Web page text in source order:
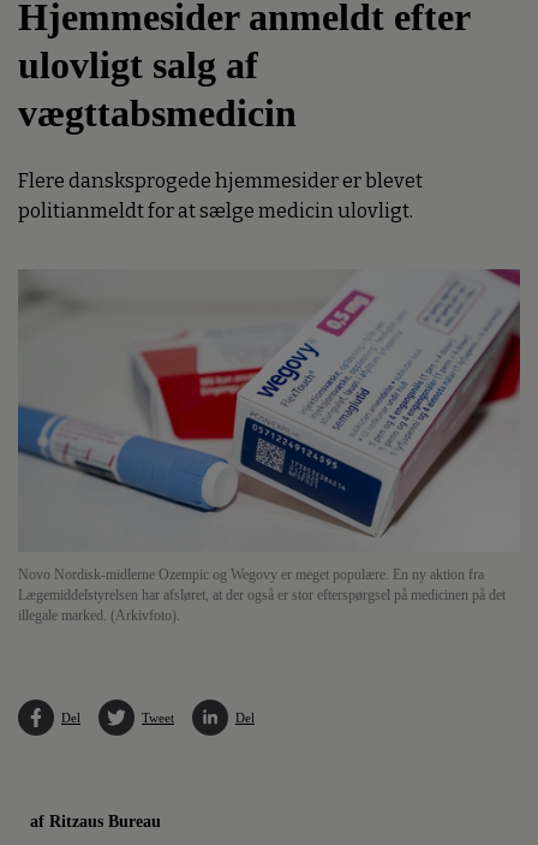
Hjemmesider anmeldt efter
ulovligt salg af
vægttabsmedicin
Flere dansksprogede hjemmesider er blevet
politianmeldt for at sælge medicin ulovligt.
Novo Nordisk-midlerne Ozempic og Wegovy er meget populære. En ny aktion fra
Lægemiddelstyrelsen har afsløret, at der også er stor efterspørgsel på medicinen på det
illegale marked. (Arkivfoto).
Del Tweet Del
af Ritzaus Bureau